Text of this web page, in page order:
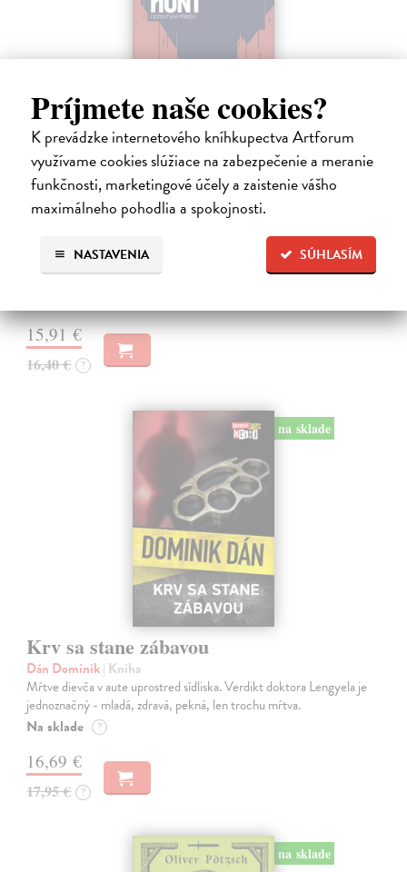
Príjmete naše cookies?
K prevádzke internetového kníhkupectva Artforum
využívame cookies slúžiace na zabezpečenie a meranie
funkčnosti, marketingové účely a zaistenie vášho
maximálneho pohodlia a spokojnosti.
SÚHLASÍM
NASTAVENIA
Tramwaj na Sachsenberg
Sagitarius Petr| Kniha
Tramwaj Cafe je kavárna v polském Těšíně a zároveň místo, kde se
sbíhají všechny nitky související s dalším brutálním zločinem, který
musí vyřešit Roman Saran, major ostravské kriminálky, a jeho tým.
Jak…
15,91 €
16,40 € ?
na sklade
Krv sa stane zábavou
Dán Dominik| Kniha
Mŕtve dievča v aute uprostred sídliska. Verdikt doktora Lengyela je
jednoznačný - mladá, zdravá, pekná, len trochu mŕtva.
Na sklade ?
16,69 €
17,95 € ?
na sklade